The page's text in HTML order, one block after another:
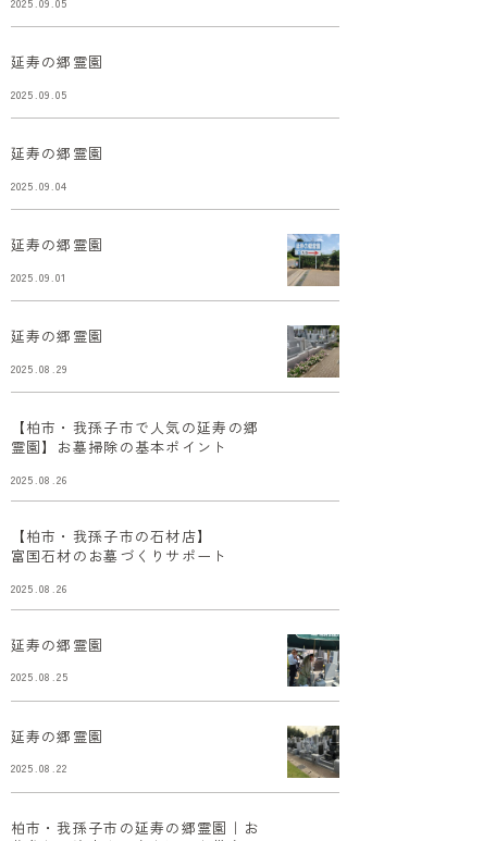
延寿の郷霊園
2025.09.05
延寿の郷霊園
2025.09.04
延寿の郷霊園
2025.09.01
延寿の郷霊園
2025.08.29
【柏市・我孫子市で人気の延寿の郷
霊園】お墓掃除の基本ポイント
2025.08.26
【柏市・我孫子市の石材店】
富国石材のお墓づくりサポート
2025.08.26
延寿の郷霊園
2025.08.25
延寿の郷霊園
2025.08.22
柏市・我孫子市の延寿の郷霊園｜お